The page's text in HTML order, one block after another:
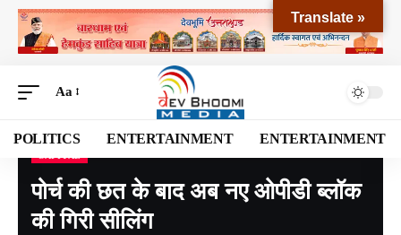
Aa
POLITICS ENTERTAINMENT ENTERTAINMENT
Devbhoomi Media>Blog> NATIONAL>CAPITAL >पोर्च की छत के बाद अब नए ओपीडी ब्लॉक की गिरी सीलिंग
पोर्च की छत के बाद अब नए ओपीडी ब्लॉक
की गिरी सीलिंग
Translate »